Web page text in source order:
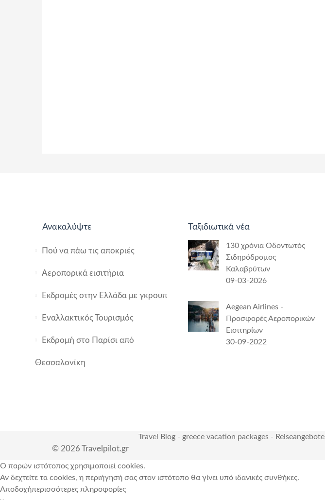
Ανακαλύψτε
Πού να πάω τις αποκριές
Αεροπορικά εισιτήρια
Εκδρομές στην Ελλάδα με γκρουπ
Εναλλακτικός Τουρισμός
Εκδρομή στο Παρίσι από
Θεσσαλονίκη
Ταξιδιωτικά νέα
130 χρόνια Οδοντωτός
Σιδηρόδρομος
Καλαβρύτων
09-03-2026
Aegean Airlines -
Προσφορές Αεροπορικών
Εισιτηρίων
30-09-2022
© 2026 Travelpilot.gr
Travel Blog - greece vacation packages - Reiseangebote
Ο παρών ιστότοπος χρησιμοποιεί cookies.
Αν δεχτείτε τα cookies, η περιήγησή σας στον ιστότοπο θα γίνει υπό ιδανικές συνθήκες.
Αποδοχήπερισσότερες πληροφορίες